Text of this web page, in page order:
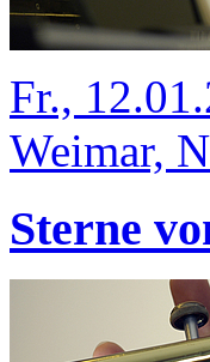
Fr.,
Weimar,
Sterne